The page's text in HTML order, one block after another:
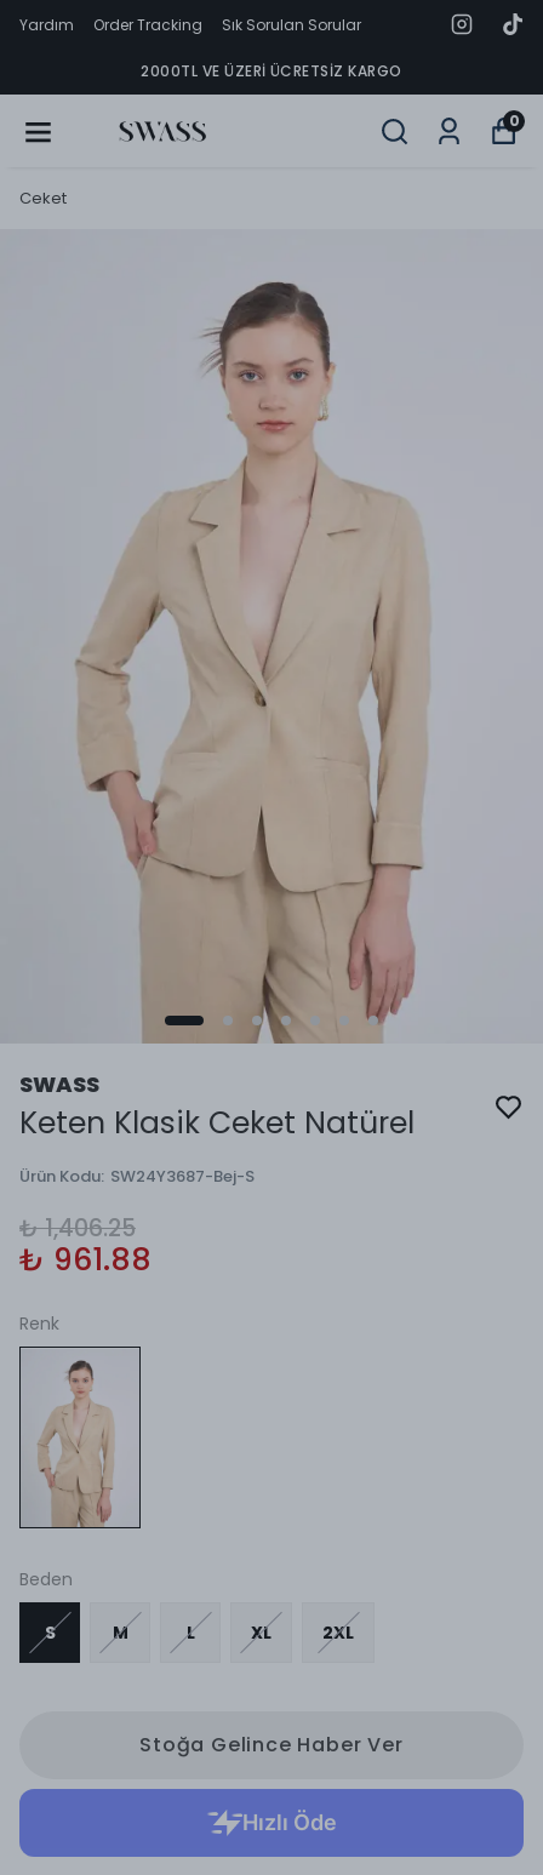
Yardım Order Tracking Sık Sorulan Sorular
2000TL VE ÜZERI ÜCRETSIZ KARGO
0
Ceket
SWASS
Keten Klasik Ceket Natürel
Ürün Kodu: SW24Y3687-Bej-S
₺ 1,406.25
₺ 961.88
Renk
Beden
S M L XL 2XL
Stoğa Gelince Haber Ver